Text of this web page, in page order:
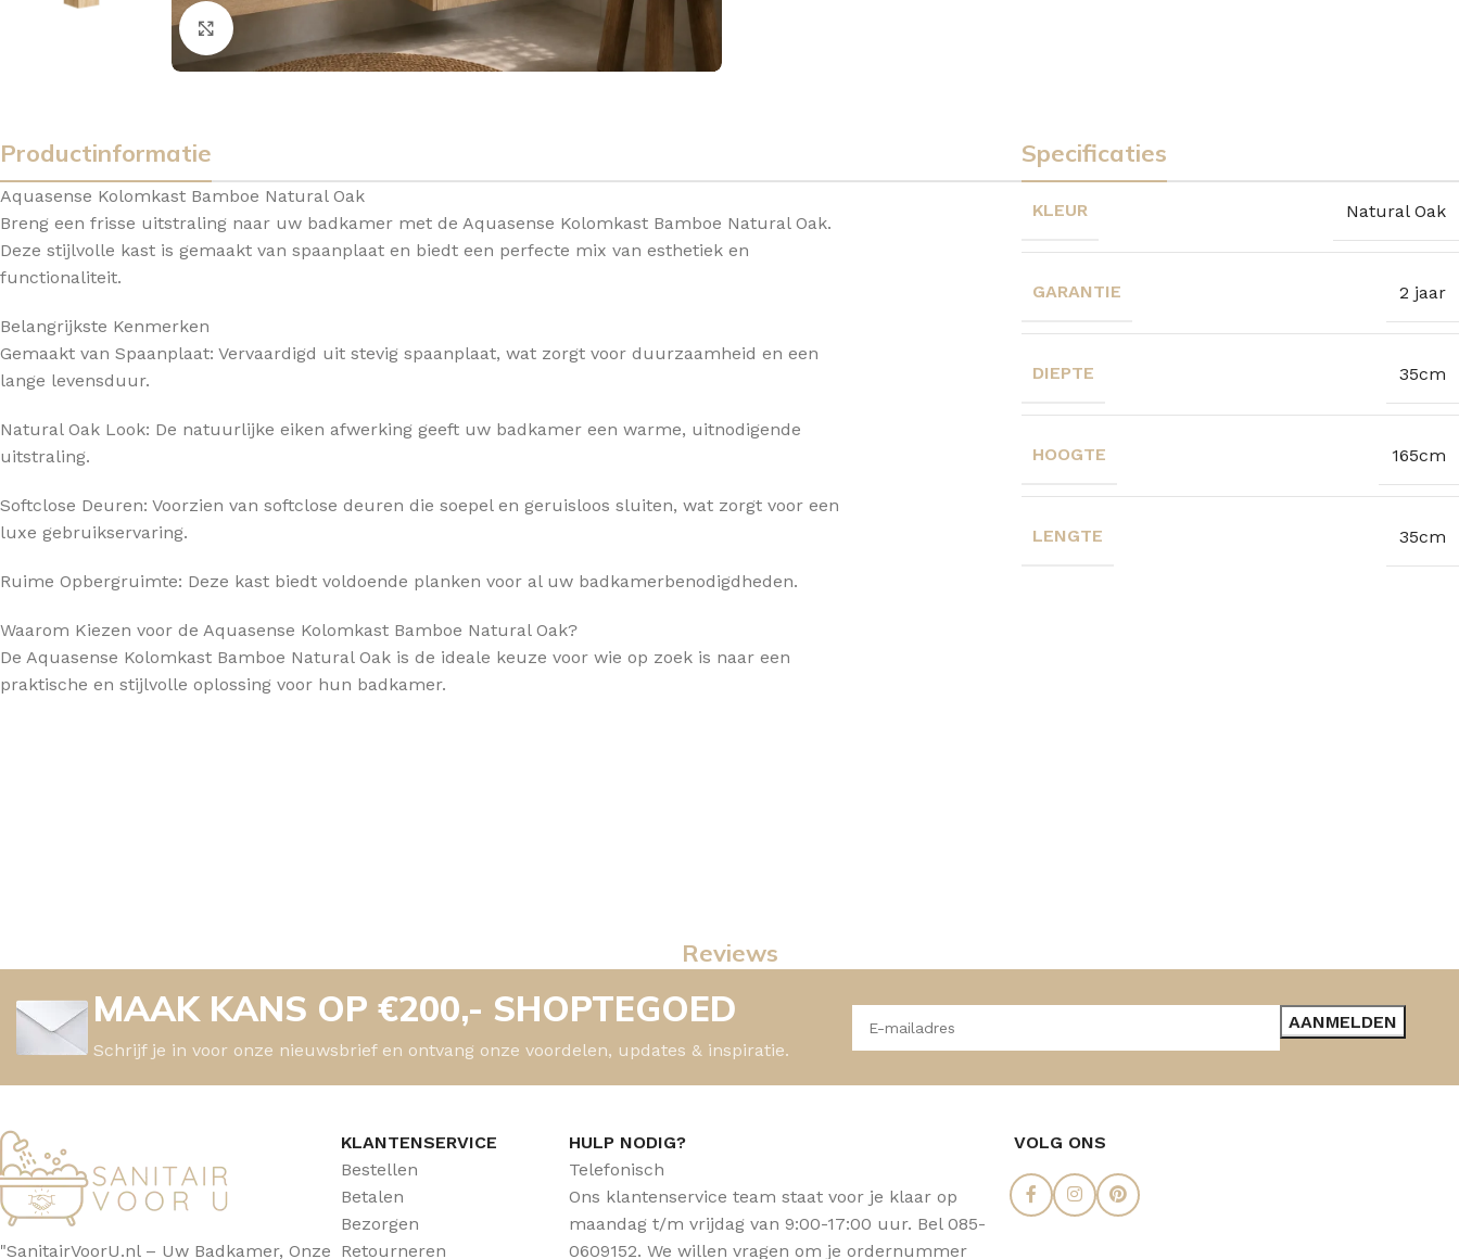
BADMEUBELSETS ONDERKASTEN KOLOMKASTEN FONTEINKASTEN
TOPBLADEN
Productinformatie
Aquasense Kolomkast Bamboe Natural Oak
Breng een frisse uitstraling naar uw badkamer met de Aquasense Kolomkast Bamboe Natural Oak.
Deze stijlvolle kast is gemaakt van spaanplaat en biedt een perfecte mix van esthetiek en
functionaliteit.
Belangrijkste Kenmerken
Gemaakt van Spaanplaat: Vervaardigd uit stevig spaanplaat, wat zorgt voor duurzaamheid en een
lange levensduur.
Natural Oak Look: De natuurlijke eiken afwerking geeft uw badkamer een warme, uitnodigende
uitstraling.
Softclose Deuren: Voorzien van softclose deuren die soepel en geruisloos sluiten, wat zorgt voor een
luxe gebruikservaring.
Ruime Opbergruimte: Deze kast biedt voldoende planken voor al uw badkamerbenodigdheden.
Waarom Kiezen voor de Aquasense Kolomkast Bamboe Natural Oak?
De Aquasense Kolomkast Bamboe Natural Oak is de ideale keuze voor wie op zoek is naar een
praktische en stijlvolle oplossing voor hun badkamer.
Specificaties
KLEUR Natural Oak
GARANTIE 2 jaar
DIEPTE 35cm
HOOGTE 165cm
LENGTE 35cm
Reviews
MAAK KANS OP €200,- SHOPTEGOED
Schrijf je in voor onze nieuwsbrief en ontvang onze voordelen, updates & inspiratie.
"SanitairVoorU.nl – Uw Badkamer, Onze
KLANTENSERVICE
Bestellen
Betalen
Bezorgen
Retourneren
HULP NODIG?
Telefonisch
Ons klantenservice team staat voor je klaar op
maandag t/m vrijdag van 9:00-17:00 uur. Bel 085-
0609152. We willen vragen om je ordernummer
VOLG ONS